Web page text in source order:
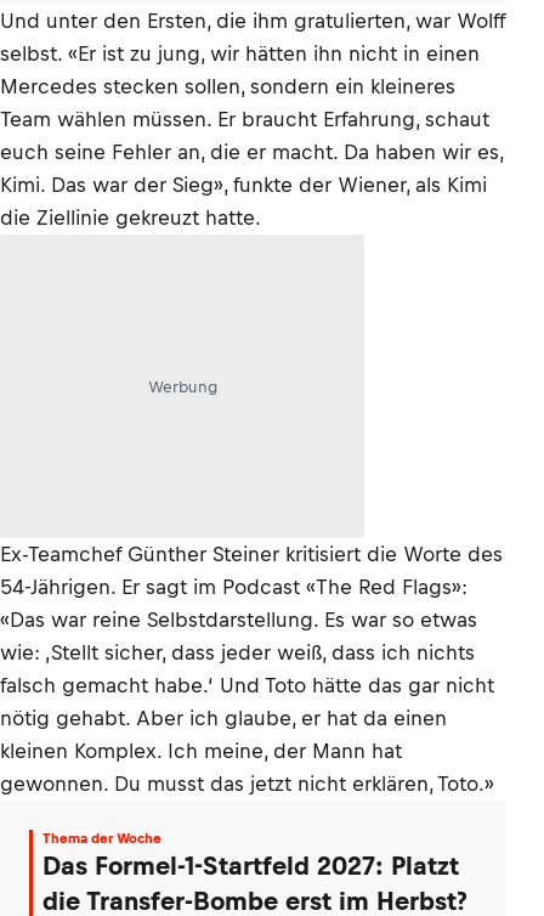
Und unter den Ersten, die ihm gratulierten, war Wolff
selbst. «Er ist zu jung, wir hätten ihn nicht in einen
Mercedes stecken sollen, sondern ein kleineres
Team wählen müssen. Er braucht Erfahrung, schaut
euch seine Fehler an, die er macht. Da haben wir es,
Kimi. Das war der Sieg», funkte der Wiener, als Kimi
die Ziellinie gekreuzt hatte.
Werbung
Ex-Teamchef Günther Steiner kritisiert die Worte des
54-Jährigen. Er sagt im Podcast «The Red Flags»:
«Das war reine Selbstdarstellung. Es war so etwas
wie: ‚Stellt sicher, dass jeder weiß, dass ich nichts
falsch gemacht habe.‘ Und Toto hätte das gar nicht
nötig gehabt. Aber ich glaube, er hat da einen
kleinen Komplex. Ich meine, der Mann hat
gewonnen. Du musst das jetzt nicht erklären, Toto.»
Thema der Woche
Das Formel-1-Startfeld 2027: Platzt
die Transfer-Bombe erst im Herbst?